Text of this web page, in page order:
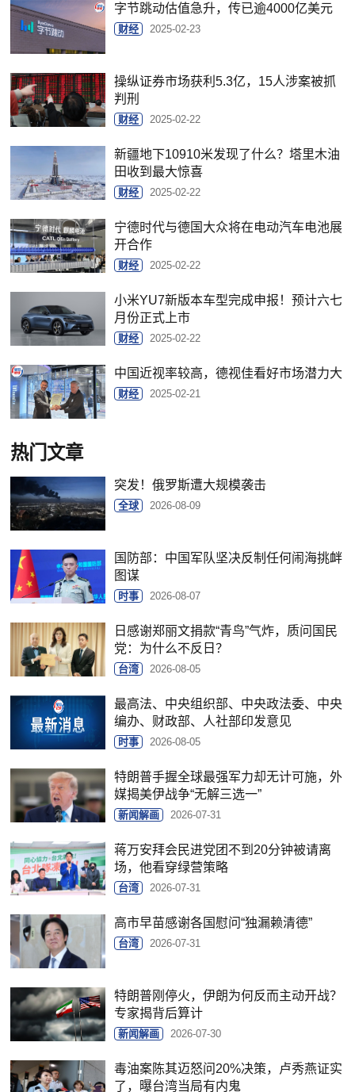
字节跳动估值急升，传已逾4000亿美元
财经 2025-02-23
操纵证券市场获利5.3亿，15人涉案被抓
判刑
财经 2025-02-22
新疆地下10910米发现了什么？塔里木油
田收到最大惊喜
财经 2025-02-22
宁德时代与德国大众将在电动汽车电池展
开合作
财经 2025-02-22
小米YU7新版本车型完成申报！预计六七
月份正式上市
财经 2025-02-22
中国近视率较高，德视佳看好市场潜力大
财经 2025-02-21
热门文章
突发！俄罗斯遭大规模袭击
全球 2026-08-09
国防部：中国军队坚决反制任何闹海挑衅
图谋
时事 2026-08-07
日感谢郑丽文捐款“青鸟”气炸，质问国民
党：为什么不反日？
台湾 2026-08-05
最高法、中央组织部、中央政法委、中央
编办、财政部、人社部印发意见
时事 2026-08-05
特朗普手握全球最强军力却无计可施，外
媒揭美伊战争“无解三选一”
新闻解画 2026-07-31
蒋万安拜会民进党团不到20分钟被请离
场，他看穿绿营策略
台湾 2026-07-31
高市早苗感谢各国慰问“独漏赖清德”
台湾 2026-07-31
特朗普刚停火，伊朗为何反而主动开战？
专家揭背后算计
新闻解画 2026-07-30
毒油案陈其迈怒问20%决策，卢秀燕证实
了，曝台湾当局有内鬼